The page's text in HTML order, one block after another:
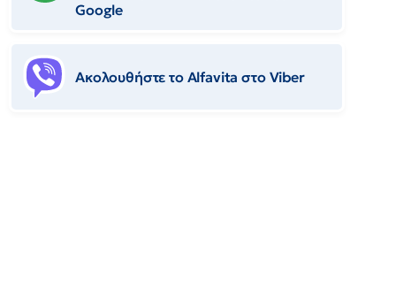
Google
Ακολουθήστε το Αlfavita στο Viber